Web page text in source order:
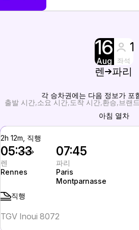
16
Aug
1
좌석
렌 파리
각 승차권에는 다음 정보가 포
출발 시간 소요 시간 도착 시간 환승 브랜
아침 열차
2h 12m, 직행
05:33
렌
Rennes
07:45
파리
Paris
Montparnasse
직행
TGV Inoui 8072